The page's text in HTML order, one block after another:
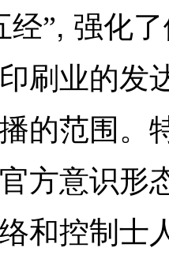
经”, 强化
刷业的发
的范围。
方意识形
和控制士